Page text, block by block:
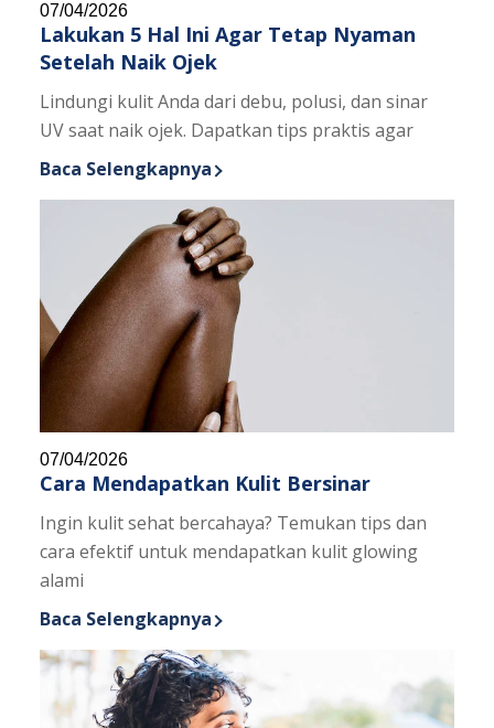
Lindungi kulit Anda dari debu, polusi, dan sinar
UV saat naik ojek. Dapatkan tips praktis agar
Lakukan 5 Hal Ini Agar Tetap Nyaman
Setelah Naik Ojek
07/04/2026
Discover more about Lakukan 5 Hal Ini Agar
Baca Selengkapnya
Ingin kulit sehat bercahaya? Temukan tips dan
cara efektif untuk mendapatkan kulit glowing
alami
Cara Mendapatkan Kulit Bersinar
07/04/2026
Discover more about Cara Mendapatkan Kulit
Baca Selengkapnya